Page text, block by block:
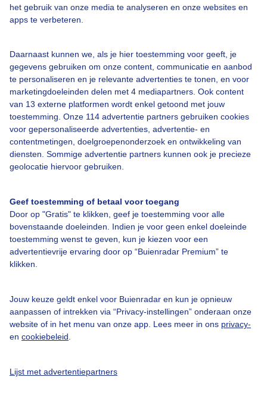
het gebruik van onze media te analyseren en onze websites en
apps te verbeteren.
Daarnaast kunnen we, als je hier toestemming voor geeft, je
gegevens gebruiken om onze content, communicatie en aanbod
te personaliseren en je relevante advertenties te tonen, en voor
marketingdoeleinden delen met 4 mediapartners. Ook content
van 13 externe platformen wordt enkel getoond met jouw
toestemming. Onze 114 advertentie partners gebruiken cookies
voor gepersonaliseerde advertenties, advertentie- en
contentmetingen, doelgroepenonderzoek en ontwikkeling van
diensten. Sommige advertentie partners kunnen ook je precieze
geolocatie hiervoor gebruiken.
Geef toestemming of betaal voor toegang
Door op "Gratis" te klikken, geef je toestemming voor alle
bovenstaande doeleinden. Indien je voor geen enkel doeleinde
toestemming wenst te geven, kun je kiezen voor een
advertentievrije ervaring door op “Buienradar Premium” te
klikken.
Jouw keuze geldt enkel voor Buienradar en kun je opnieuw
aanpassen of intrekken via “Privacy-instellingen” onderaan onze
website of in het menu van onze app. Lees meer in ons privacy-
en cookiebeleid
Lijst met advertentiepartners
Over Buienradar
Bedrijfsgegevens
Veelgestelde vragen
Contact
Gebruikersvoorwaarden
Adverteren
Buienradar Team
Privacy beleid
Privacy instellingen
Gratis weerdata
Buienradar